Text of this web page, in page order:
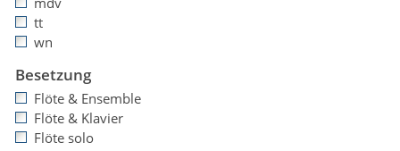
tt
wn
Besetzung
Flöte & Ensemble
Flöte & Klavier
Flöte solo